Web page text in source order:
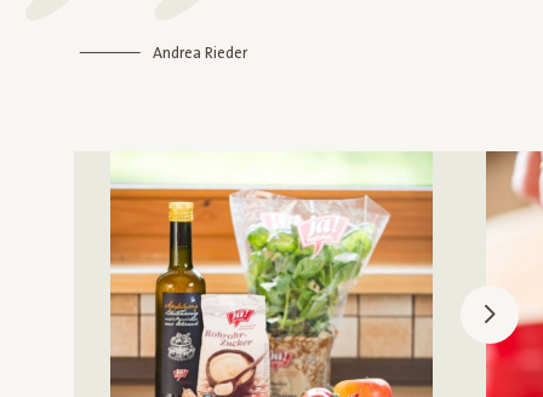
Andrea Rieder